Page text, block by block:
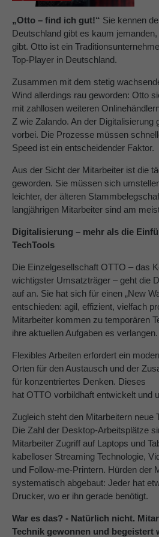
About us
Lorem ipsum dolor sit amet,
adipiscing elit.
Aenean commodo ligula eget
Cum sociis natoque penatibus et
montes, nascetur ridiculus mus.
ultricies nec.
„Otto – find ich gut!“ Sie kennen
Deutschland gibt es kaum
gibt. Otto ist ein
Top-Player in Deutschland.
Zusammen mit dem stetig
Wind allerdings rau geworden: Otto
mit zahllosen weiteren
Z wie Zalando. An der Digitalisierung
vorbei. Die Prozesse müssen
Speed ist ein entscheidender Faktor.
Aus der Sicht der Mitarbeiter ist die
geworden. Sie müssen sich
leichter, der älteren
langjährigen Mitarbeiter sind am
Digitalisierung – mehr als die
TechTools
Die Einzelgesellschaft OTTO – das
wichtigster Umsatzträger – geht die
auf an. Sie hat sich für einen „New
entschieden: agil, effizient, vielfach
Mitarbeiter kommen zu temporären
ihre aktuellen Aufgaben es verlangen.
Flexibles Arbeiten erfordert ein
Orten für den Austausch und der
für konzentriertes Denken. Dieses
hat OTTO vorbildhaft entwickelt und
Zugleich steht den Mitarbeitern neue
Die Zahl der Desktop-Arbeitsplätze
Mitarbeiter Zugriff auf Laptops und
kabelloser Streaming Technologie,
und Follow-me-Printern. Hürden der
systematisch abgebaut: Jeder hat
Drucker, wo er ihn gerade benötigt.
War es das? - Natürlich nicht.
Technik gewonnen und begeistert